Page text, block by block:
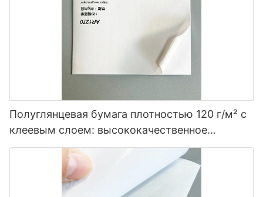
Полуглянцевая бумага плотностью 120 г/м² с
клеевым слоем: высококачественное
решение для маркировки.